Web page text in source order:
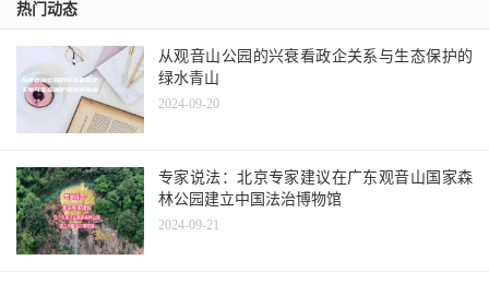
热门动态
从观音山公园的兴衰看政企关系与生态保护的
绿水青山
2024-09-20
专家说法：北京专家建议在广东观音山国家森
林公园建立中国法治博物馆
2024-09-21